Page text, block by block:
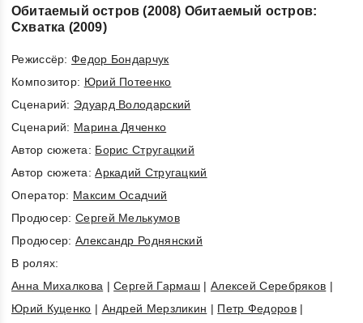
Обитаемый остров (2008) Обитаемый остров:
Схватка (2009)
Режиссёр:Федор Бондарчук
Композитор: Юрий Потеенко
Cценарий: Эдуард Володарский
Cценарий: Марина Дяченко
Автор сюжета: Борис Стругацкий
Автор сюжета:Аркадий Стругацкий
Оператор: Максим Осадчий
Продюсер:Сергей Мелькумов
Продюсер:Александр Роднянский
В ролях:
Анна Михалкова |Сергей Гармаш | Алексей Серебряков |
Юрий Куценко | Андрей Мерзликин | Петр Федоров|